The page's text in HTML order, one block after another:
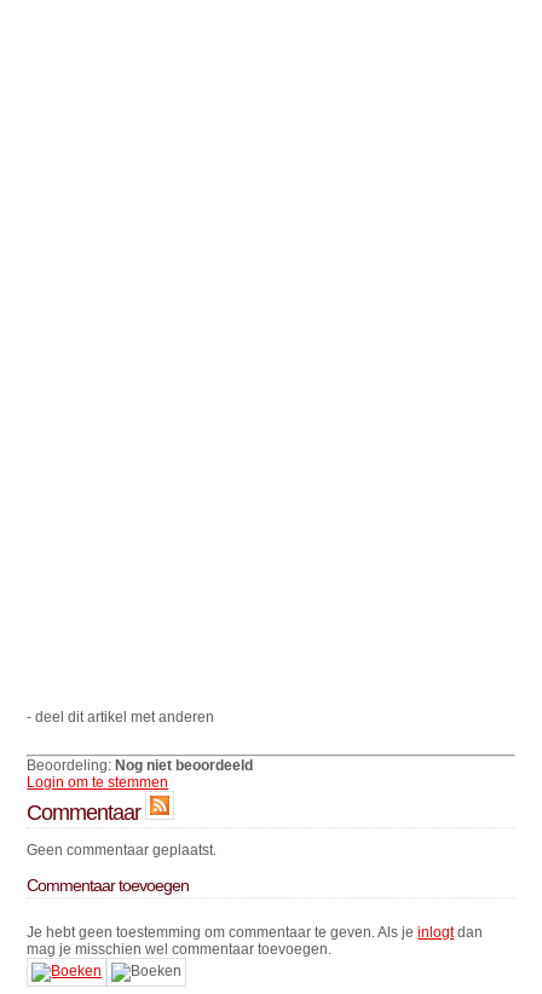
- deel dit artikel met anderen
Beoordeling:Nog niet beoordeeld
Login om te stemmen
Commentaar
Geen commentaar geplaatst.
Commentaar toevoegen
Je hebt geen toestemming om commentaar te geven. Als jeinlogtdan
mag je misschien wel commentaar toevoegen.